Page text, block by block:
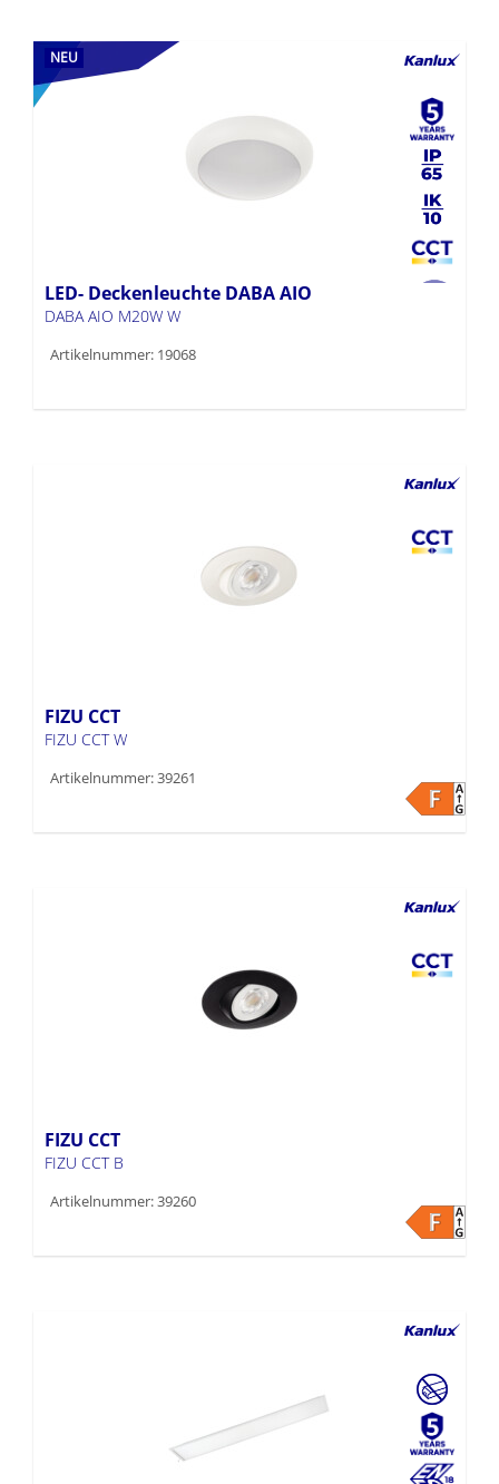
NEU
LED- Deckenleuchte DABA AIO
DABA AIO M20W W
Artikelnummer: 19068
FIZU CCT
FIZU CCT W
Artikelnummer: 39261
FIZU CCT
FIZU CCT B
Artikelnummer: 39260